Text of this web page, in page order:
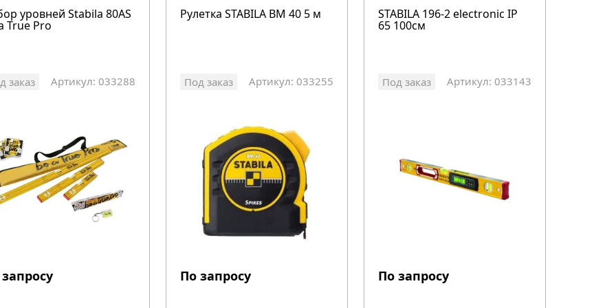
уровней Stabila 80АS
True Pro
заказ Артикул: 033288
Рулетка STABILA BM 40 5 м
Под заказ Артикул: 033255
По запросу
STABILA 196-2 electronic IP
65 100см
Под заказ Артикул: 033143
По запросу